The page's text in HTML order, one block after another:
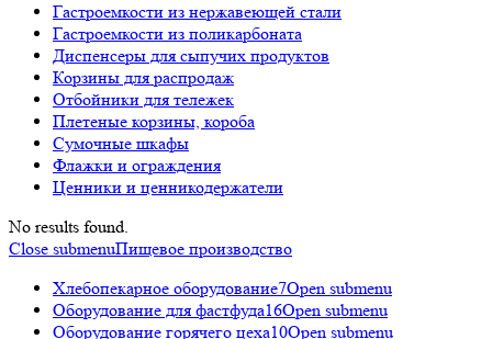
Гастроемкости из нержавеющей стали
Гастроемкости из поликарбоната
Диспенсеры для сыпучих продуктов
Корзины для распродаж
Отбойники для тележек
Плетеные корзины, короба
Сумочные шкафы
Флажки и ограждения
Ценники и ценникодержатели
No results found.
Close submenuПищевое производство
Хлебопекарное оборудование7Open submenu
Оборудование для фастфуда16Open submenu
Оборудование горячего цеха10Open submenu